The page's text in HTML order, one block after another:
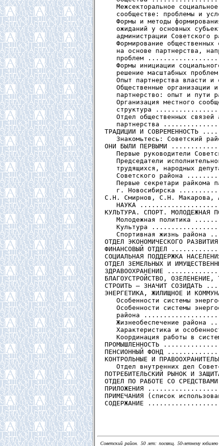
Межсекторальное
сообществе: проблемы и
Формы и методы
ожиданий у основных
администрации Советского
Формирование
на основе партнерства,
проблем
Формы инициации
решение масштабных
Опыт партнерства власти и
Общественные организации
партнерство: опыт и пути
Организация местного
структура
Отдел общественных связей
партнерства
ТРАДИЦИИ И
Знакомьтесь: Советский
ОНИ БЫЛИ ПЕРВЫМИ
Первые руководители
Председатели
трудящихся, народных
Советского района
Первые секретари райкома
г. Новосибирска
С.Н. Смирнов, С.Н. Макарова,
НАУКА
КУЛЬТУРА. СПОРТ.
Молодежная политика
Культура
Спортивная жизнь района
ОТДЕЛ ЭКОНОМИЧЕСКОГО
ФИНАНСОВЫЙ ОТДЕЛ
СОЦИАЛЬНАЯ ПОДДЕРЖКА
ОТДЕЛ ЗЕМЕЛЬНЫХ И
ЗДРАВООХРАНЕНИЕ
БЛАГОУСТРОЙСТВО,
СТРОИТЬ — ЗНАЧИТ
ЭНЕРГЕТИКА, ЖИЛИЩНОЕ И
Особенности системы
Особенности системы
района
Жизнеобеспечение района
Характеристика и
Координация работы в
ПРОМЫШЛЕННОСТЬ
ПЕНСИОННЫЙ ФОНД
КОНТРОЛЬНЫЕ И
Отдел внутренних дел
ПОТРЕБИТЕЛЬСКИЙ РЫНОК И
ОТДЕЛ ПО РАБОТЕ СО
ПРИЛОЖЕНИЯ
ПРИМЕЧАНИЯ (список
Советский район. 50 лет: посвящ. 50-летнему